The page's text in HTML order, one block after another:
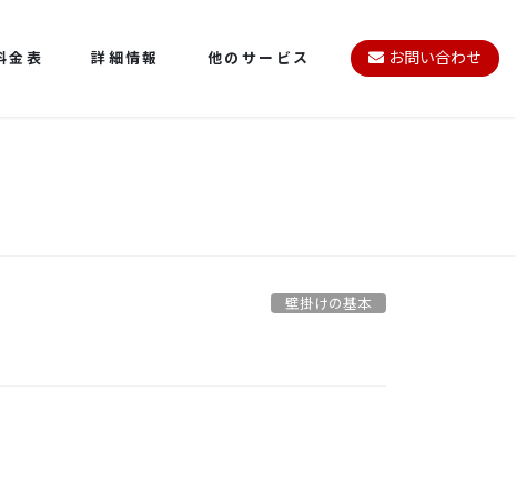
金表 詳細情報 他のサービス お問い合わせ
壁掛けの基本